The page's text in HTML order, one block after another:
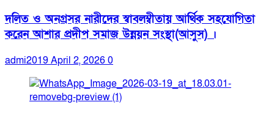
দলিত ও অনগ্রসর নারীদের স্বাবলম্বীতায় আর্থিক সহযোগিতা
করেন আশার প্রদীপ সমাজ উন্নয়ন সংস্থা(আসুস) ।
admi2019April 2, 20260